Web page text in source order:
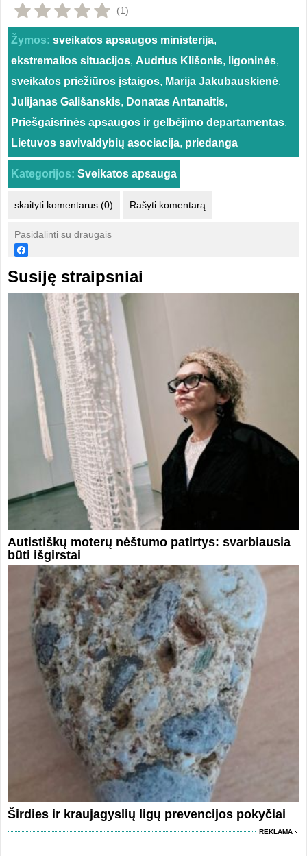
(1)
Žymos: sveikatos apsaugos ministerija,
ekstremalios situacijos, Audrius Klišonis, ligoninės,
sveikatos priežiūros įstaigos, Marija Jakubauskienė,
Julijanas Gališanskis, Donatas Antanaitis,
Priešgaisrinės apsaugos ir gelbėjimo departamentas,
Lietuvos savivaldybių asociacija, priedanga
Kategorijos: Sveikatos apsauga
skaityti komentarus (0) Rašyti komentarą
Pasidalinti su draugais
Susiję straipsniai
Autistiškų moterų nėštumo patirtys: svarbiausia
būti išgirstai
Širdies ir kraujagyslių ligų prevencijos pokyčiai
REKLAMA